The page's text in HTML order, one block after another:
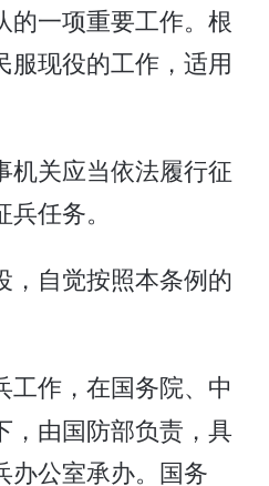
的一项重要工作。根
服现役的工作，适用
机关应当依法履行征
任务。
，自觉按照本条例的
作，在国务院、中
，由国防部负责，具
办公室承办。国务